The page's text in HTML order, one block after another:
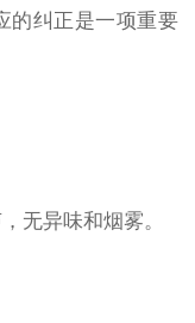
的纠正是一项重要
无异味和烟雾。